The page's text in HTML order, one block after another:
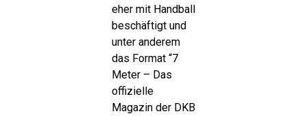
eher mit Handball
beschäftigt und
unter anderem
das Format “7
Meter – Das
offizielle
Magazin der DKB